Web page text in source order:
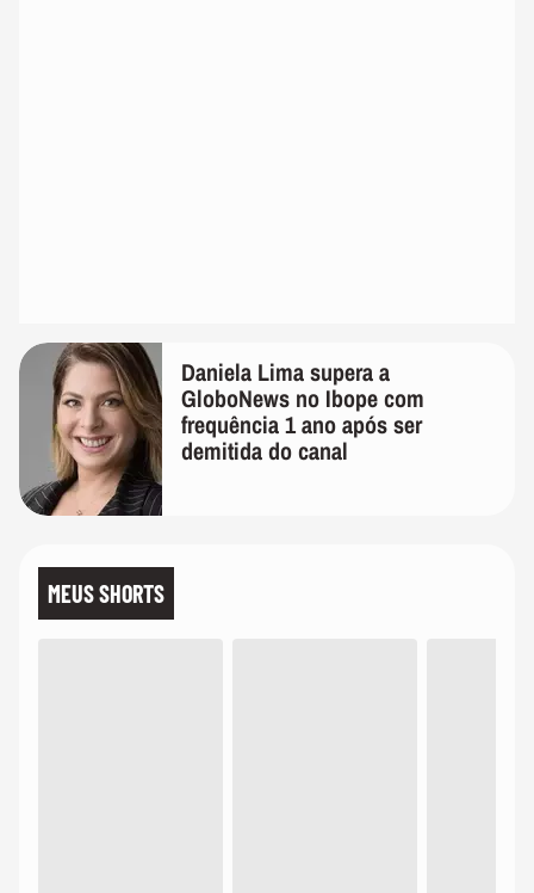
Daniela Lima supera a
GloboNews no Ibope com
frequência 1 ano após ser
demitida do canal
MEUS SHORTS